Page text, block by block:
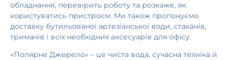
обладнання, перевірить роботу та розкаже, як
користуватись пристроєм. Ми також пропонуємо
доставку бутильованої артезіанської води, стаканів,
тримачів і всіх необхідних аксесуарів для офісу.
«Полярне Джерело» – це чиста вода, сучасна техніка й